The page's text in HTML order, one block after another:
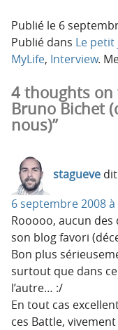
Publié le 6
Publié dans Le
MyLife, Interview.
4 thoughts on
Bruno Bichet
nous)”
stagueve
6 septembre 2008
Rooooo, aucun
son blog favori
Bon plus
surtout que dans
l’autre… :/
En tout cas
ces Battle,